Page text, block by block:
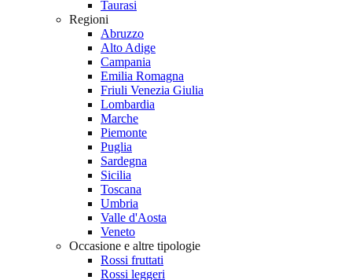
Taurasi
Regioni
Abruzzo
Alto Adige
Campania
Emilia Romagna
Friuli Venezia Giulia
Lombardia
Marche
Piemonte
Puglia
Sardegna
Sicilia
Toscana
Umbria
Valle d'Aosta
Veneto
Occasione e altre tipologie
Rossi fruttati
Rossi leggeri